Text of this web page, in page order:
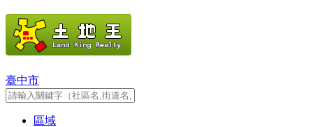
臺中市
區域